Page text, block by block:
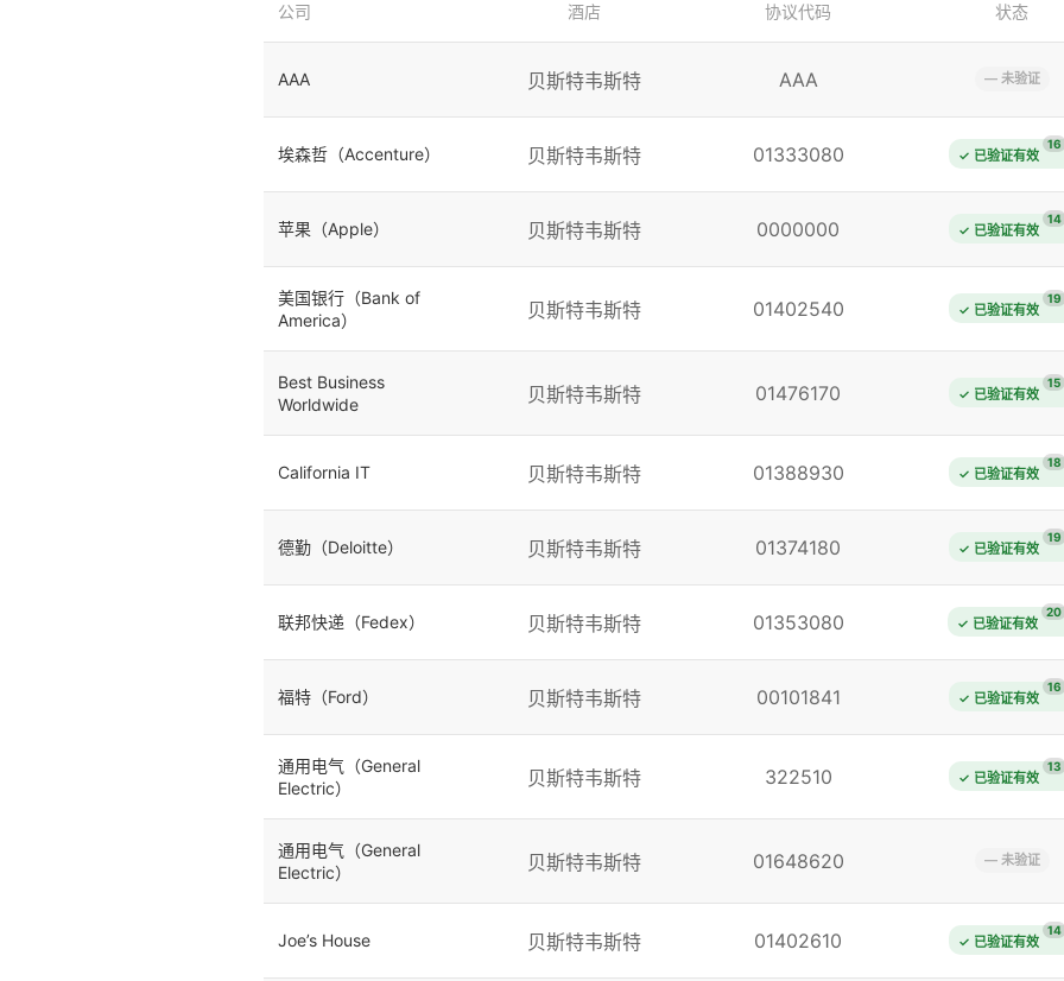
公司 酒店 协议代码 状态
AAA 贝斯特韦斯特 AAA — 未验证
埃森哲（Accenture） 贝斯特韦斯特 01333080 ✓ 已验证有效
16
苹果（Apple） 贝斯特韦斯特 0000000 ✓ 已验证有效
14
美国银行（Bank of
America）
贝斯特韦斯特 01402540 ✓ 已验证有效
19
Best Business
Worldwide
贝斯特韦斯特 01476170 ✓ 已验证有效
15
California IT 贝斯特韦斯特 01388930 ✓ 已验证有效
18
德勤（Deloitte） 贝斯特韦斯特 01374180 ✓ 已验证有效
19
联邦快递（Fedex） 贝斯特韦斯特 01353080 ✓ 已验证有效
20
福特（Ford） 贝斯特韦斯特 00101841 ✓ 已验证有效
16
通用电气（General
Electric）
贝斯特韦斯特 322510 ✓ 已验证有效
13
通用电气（General
Electric）
贝斯特韦斯特 01648620 — 未验证
Joe’s House 贝斯特韦斯特 01402610 ✓ 已验证有效
14